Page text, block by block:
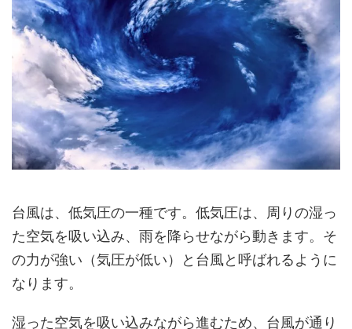
台風は、低気圧の一種です。低気圧は、周りの湿っ
た空気を吸い込み、雨を降らせながら動きます。そ
の力が強い（気圧が低い）と台風と呼ばれるように
なります。
湿った空気を吸い込みながら進むため、 台風が通り